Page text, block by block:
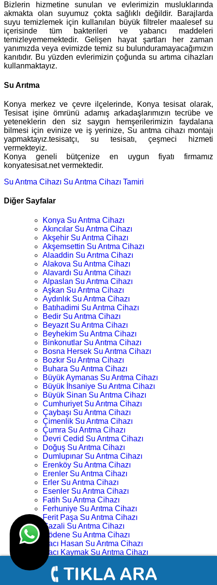
Bizlerin hizmetine sunulan ve evlerimizin musluklarında
akmakta olan suyumuz çokta sağlıklı değildir. Barajlarda
suyu temizlemek için kullanılan büyük filtreler maalesef su
içerisinde tüm bakterileri ve yabancı maddeleri
temizleyememektedir. Gelişen hayat şartları her zaman
yanımızda veya evimizde temiz su bulunduramayacağımızın
kanıtıdır. Bu yüzden evlerimizin çoğunda su artıma cihazları
kullanmaktayız.
Su Arıtma
Konya merkez ve çevre ilçelerinde, Konya tesisat olarak,
Tesisat işine ömrünü adamış arkadaşlarımızın tecrübe ve
yeteneklerin den siz saygın hemşerilerimizin faydalana
bilmesi için evinize ve iş yerinize, Su arıtma cihazı montajı
yapmaktayız.tesisatçı, su tesisatı, çeşmeci hizmeti
vermekteyiz.
Konya geneli bütçenize en uygun fiyatı firmamız
konyatesisat.net vermektedir.
Su Arıtma Cihazı Su Arıtma Cihazı Tamiri
Diğer Sayfalar
Konya Su Arıtma Cihazı
Akıncılar Su Arıtma Cihazı
Akşehir Su Arıtma Cihazı
Akşemsettin Su Arıtma Cihazı
Alaaddin Su Arıtma Cihazı
Alakova Su Arıtma Cihazı
Alavardı Su Arıtma Cihazı
Alpaslan Su Arıtma Cihazı
Aşkan Su Arıtma Cihazı
Aydınlık Su Arıtma Cihazı
Batıhadimi Su Arıtma Cihazı
Bedir Su Arıtma Cihazı
Beyazıt Su Arıtma Cihazı
Beyhekim Su Arıtma Cihazı
Binkonutlar Su Arıtma Cihazı
Bosna Hersek Su Arıtma Cihazı
Bozkır Su Arıtma Cihazı
Buhara Su Arıtma Cihazı
Büyük Aymanas Su Arıtma Cihazı
Büyük İhsaniye Su Arıtma Cihazı
Büyük Sinan Su Arıtma Cihazı
Cumhuriyet Su Arıtma Cihazı
Çaybaşı Su Arıtma Cihazı
Çimenlik Su Arıtma Cihazı
Çumra Su Arıtma Cihazı
Devri Cedid Su Arıtma Cihazı
Doğuş Su Arıtma Cihazı
Dumlupınar Su Arıtma Cihazı
Erenköy Su Arıtma Cihazı
Erenler Su Arıtma Cihazı
Erler Su Arıtma Cihazı
Esenler Su Arıtma Cihazı
Fatih Su Arıtma Cihazı
Ferhuniye Su Arıtma Cihazı
Ferit Paşa Su Arıtma Cihazı
Gazali Su Arıtma Cihazı
Gödene Su Arıtma Cihazı
Hacı Hasan Su Arıtma Cihazı
Hacı Kaymak Su Arıtma Cihazı
Hacı Yusuf Mescit Su Arıtma Cihazı
Hacıveyiszade Su Arıtma Cihazı
Hamza Oğlu Su Arıtma Cihazı